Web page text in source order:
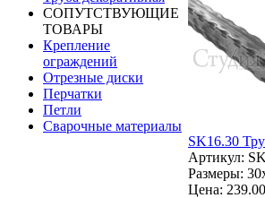
СОПУТСТВУЮЩИЕ
ТОВАРЫ
Крепление
ограждений
Отрезные диски
Перчатки
Петли
Сварочные материалы
SK16.30
Артикул:
Размеры:
Цена: